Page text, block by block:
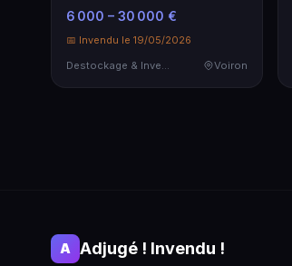
6 000 – 30 000 €
📅 Invendu le 19/05/2026
Voiron
A Adjugé ! Invendu !